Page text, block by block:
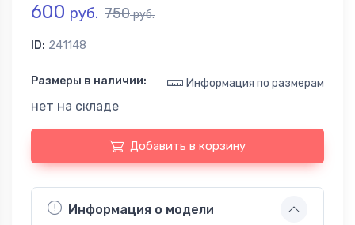
600 руб. 750руб.
ID: 241148
Размеры в наличии: Информация по размерам
нет на складе
Добавить в корзину
Информация о модели